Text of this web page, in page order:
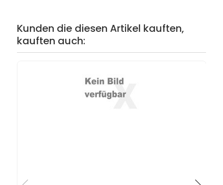
Kunden die diesen Artikel kauften,
kauften auch: